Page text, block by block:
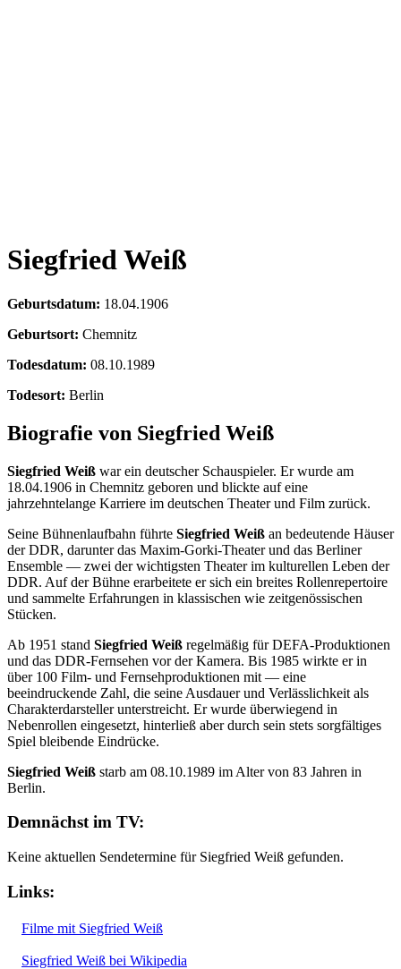
Siegfried Weiß
Geburtsdatum: 18.04.1906
Geburtsort: Chemnitz
Todesdatum: 08.10.1989
Todesort: Berlin
Biografie von Siegfried Weiß
Siegfried Weiß war ein deutscher Schauspieler. Er wurde am
18.04.1906 in Chemnitz geboren und blickte auf eine
jahrzehntelange Karriere im deutschen Theater und Film zurück.
Seine Bühnenlaufbahn führte Siegfried Weiß an bedeutende Häuser
der DDR, darunter das Maxim-Gorki-Theater und das Berliner
Ensemble — zwei der wichtigsten Theater im kulturellen Leben der
DDR. Auf der Bühne erarbeitete er sich ein breites Rollenrepertoire
und sammelte Erfahrungen in klassischen wie zeitgenössischen
Stücken.
Ab 1951 stand Siegfried Weiß regelmäßig für DEFA-Produktionen
und das DDR-Fernsehen vor der Kamera. Bis 1985 wirkte er in
über 100 Film- und Fernsehproduktionen mit — eine
beeindruckende Zahl, die seine Ausdauer und Verlässlichkeit als
Charakterdarsteller unterstreicht. Er wurde überwiegend in
Nebenrollen eingesetzt, hinterließ aber durch sein stets sorgfältiges
Spiel bleibende Eindrücke.
Siegfried Weiß starb am 08.10.1989 im Alter von 83 Jahren in
Berlin.
Demnächst im TV:
Keine aktuellen Sendetermine für Siegfried Weiß gefunden.
Links:
Filme mit Siegfried Weiß
Siegfried Weiß bei Wikipedia